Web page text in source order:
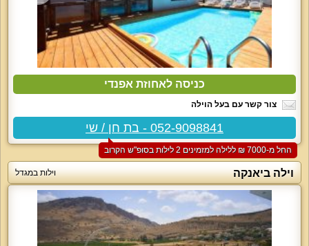
כניסה לאחוזת אפנדי
צור קשר עם בעל הוילה
052-9098841 - בת חן / שי
החל מ-‏7000 ₪ ללילה למזמינים 2 לילות בסופ"ש הקרוב
וילה ביאנקה וילות במגדל